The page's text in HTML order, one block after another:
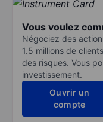
Vous voulez
Négociez des
1.5 millions de
des risques. Vous
investissement.
Ouvrir un
compte